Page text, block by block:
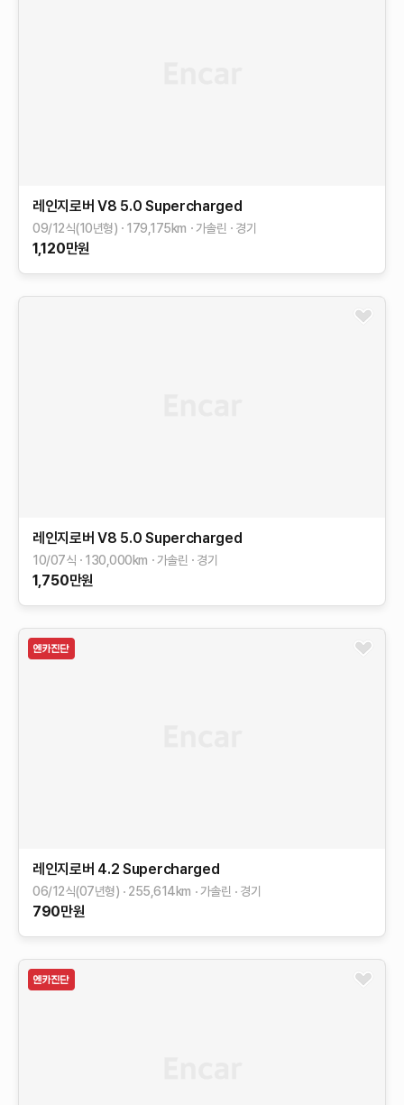
레인지로버 V8 5.0 Supercharged
09/12식(10년형) 179,175km 가솔린 경기
1,120만원
레인지로버 V8 5.0 Supercharged
10/07식 130,000km 가솔린 경기
1,750만원
레인지로버 4.2 Supercharged
06/12식(07년형) 255,614km 가솔린 경기
790만원